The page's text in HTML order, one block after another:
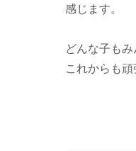
感じます。
どんな子も
これからも